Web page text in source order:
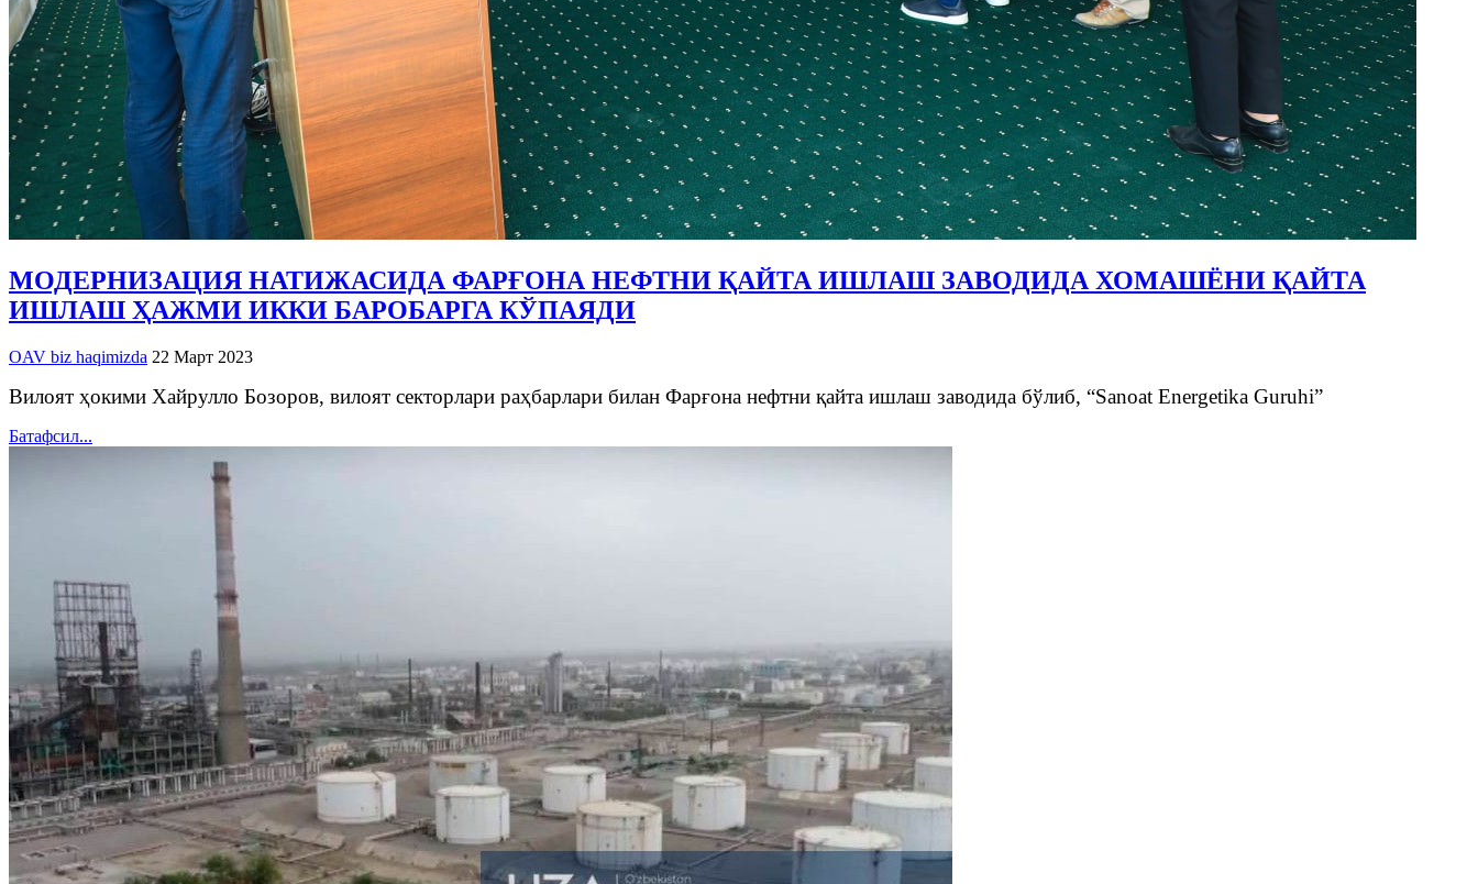
МОДЕРНИЗАЦИЯ НАТИЖАСИДА ФАРҒОНА НЕФТНИ ҚАЙТА ИШЛАШ ЗАВОДИДА ХОМАШЁНИ ҚАЙТА
ИШЛАШ ҲАЖМИ ИККИ БАРОБАРГА КЎПАЯДИ
OAV biz haqimizda 22 Март 2023
Вилоят ҳокими Хайрулло Бозоров, вилоят секторлари раҳбарлари билан Фарғона нефтни қайта ишлаш заводида бўлиб, “Sanoat Energetika Guruhi”
Батафсил...